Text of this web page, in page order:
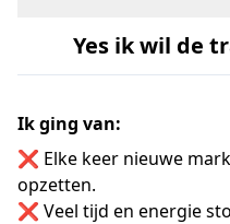
Yes ik wil de
Ik ging van:
❌ Elke keer nieuwe
opzetten.
❌ Veel tijd en energie